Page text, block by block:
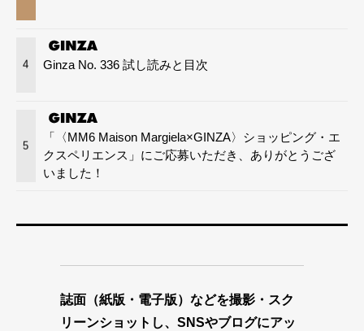
4 Ginza No. 336 試し読みと目次
5
「〈MM6 Maison Margiela×GINZA〉ショッピング・エ
クスペリエンス」にご応募いただき、ありがとうござ
いました！
誌面（紙版・電子版）などを撮影・スク
リーンショットし、SNSやブログにアッ